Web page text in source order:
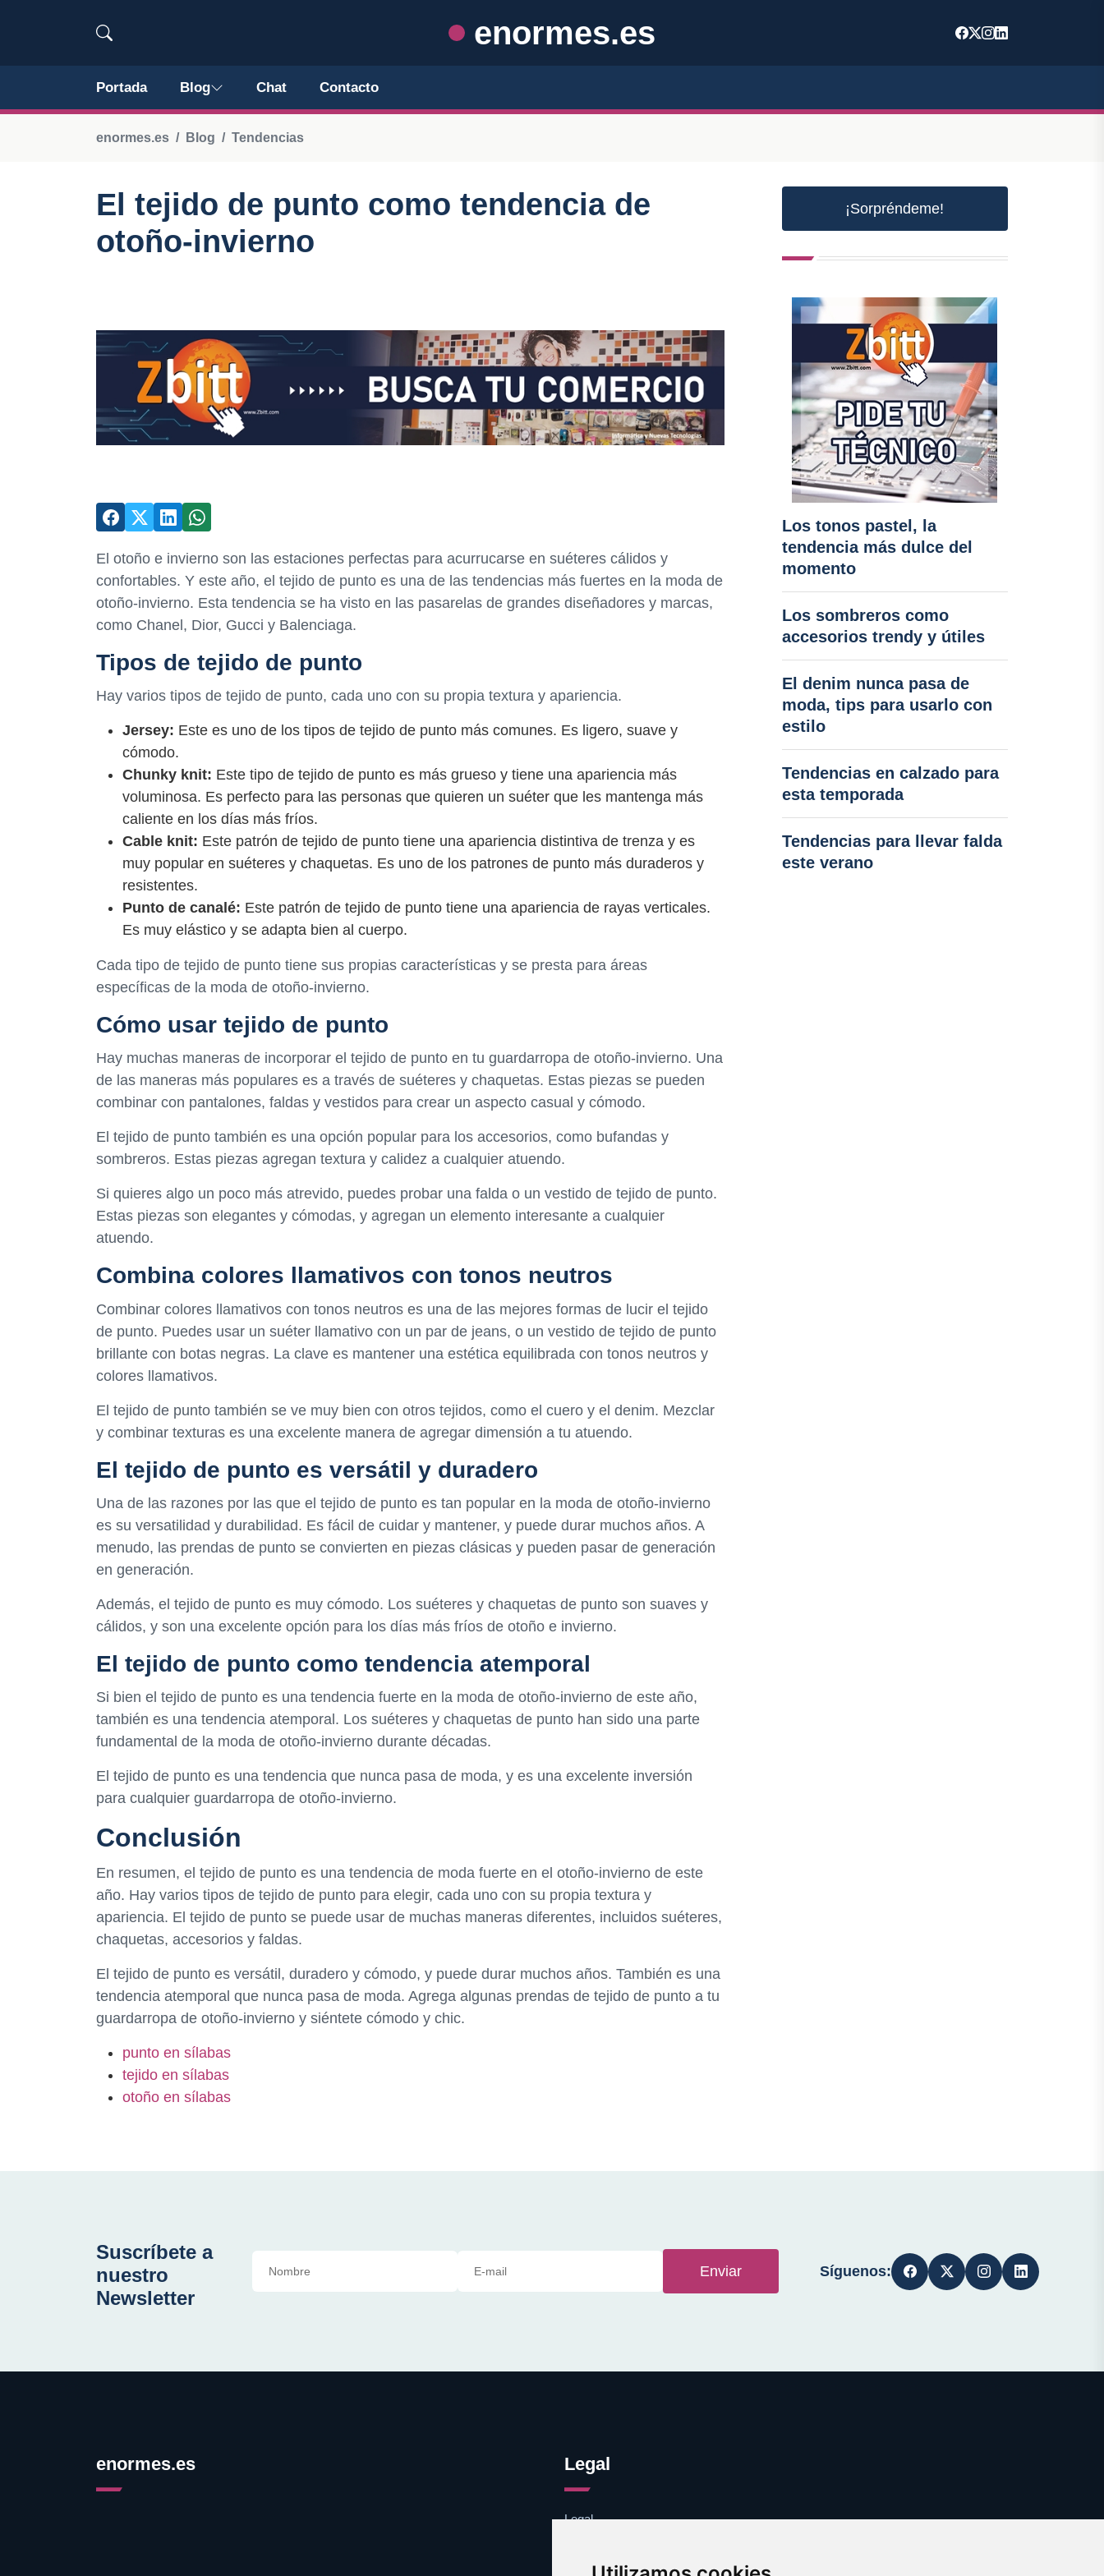
enormes.es
Portada Blog Chat Contacto
enormes.es Blog Tendencias
El tejido de punto como tendencia de
otoño-invierno
El otoño e invierno son las estaciones perfectas para acurrucarse en suéteres cálidos y
confortables. Y este año, el tejido de punto es una de las tendencias más fuertes en la moda de
otoño-invierno. Esta tendencia se ha visto en las pasarelas de grandes diseñadores y marcas,
como Chanel, Dior, Gucci y Balenciaga.
Tipos de tejido de punto
Hay varios tipos de tejido de punto, cada uno con su propia textura y apariencia.
Jersey: Este es uno de los tipos de tejido de punto más comunes. Es ligero, suave y
cómodo.
Chunky knit: Este tipo de tejido de punto es más grueso y tiene una apariencia más
voluminosa. Es perfecto para las personas que quieren un suéter que les mantenga más
caliente en los días más fríos.
Cable knit: Este patrón de tejido de punto tiene una apariencia distintiva de trenza y es
muy popular en suéteres y chaquetas. Es uno de los patrones de punto más duraderos y
resistentes.
Punto de canalé: Este patrón de tejido de punto tiene una apariencia de rayas verticales.
Es muy elástico y se adapta bien al cuerpo.
Cada tipo de tejido de punto tiene sus propias características y se presta para áreas
específicas de la moda de otoño-invierno.
Cómo usar tejido de punto
Hay muchas maneras de incorporar el tejido de punto en tu guardarropa de otoño-invierno. Una
de las maneras más populares es a través de suéteres y chaquetas. Estas piezas se pueden
combinar con pantalones, faldas y vestidos para crear un aspecto casual y cómodo.
El tejido de punto también es una opción popular para los accesorios, como bufandas y
sombreros. Estas piezas agregan textura y calidez a cualquier atuendo.
Si quieres algo un poco más atrevido, puedes probar una falda o un vestido de tejido de punto.
Estas piezas son elegantes y cómodas, y agregan un elemento interesante a cualquier
atuendo.
Combina colores llamativos con tonos neutros
Combinar colores llamativos con tonos neutros es una de las mejores formas de lucir el tejido
de punto. Puedes usar un suéter llamativo con un par de jeans, o un vestido de tejido de punto
brillante con botas negras. La clave es mantener una estética equilibrada con tonos neutros y
colores llamativos.
El tejido de punto también se ve muy bien con otros tejidos, como el cuero y el denim. Mezclar
y combinar texturas es una excelente manera de agregar dimensión a tu atuendo.
El tejido de punto es versátil y duradero
Una de las razones por las que el tejido de punto es tan popular en la moda de otoño-invierno
es su versatilidad y durabilidad. Es fácil de cuidar y mantener, y puede durar muchos años. A
menudo, las prendas de punto se convierten en piezas clásicas y pueden pasar de generación
en generación.
Además, el tejido de punto es muy cómodo. Los suéteres y chaquetas de punto son suaves y
cálidos, y son una excelente opción para los días más fríos de otoño e invierno.
El tejido de punto como tendencia atemporal
Si bien el tejido de punto es una tendencia fuerte en la moda de otoño-invierno de este año,
también es una tendencia atemporal. Los suéteres y chaquetas de punto han sido una parte
fundamental de la moda de otoño-invierno durante décadas.
El tejido de punto es una tendencia que nunca pasa de moda, y es una excelente inversión
para cualquier guardarropa de otoño-invierno.
Conclusión
En resumen, el tejido de punto es una tendencia de moda fuerte en el otoño-invierno de este
año. Hay varios tipos de tejido de punto para elegir, cada uno con su propia textura y
apariencia. El tejido de punto se puede usar de muchas maneras diferentes, incluidos suéteres,
chaquetas, accesorios y faldas.
El tejido de punto es versátil, duradero y cómodo, y puede durar muchos años. También es una
tendencia atemporal que nunca pasa de moda. Agrega algunas prendas de tejido de punto a tu
guardarropa de otoño-invierno y siéntete cómodo y chic.
punto en sílabas
tejido en sílabas
otoño en sílabas
¡Sorpréndeme!
Los tonos pastel, la
tendencia más dulce del
momento
Los sombreros como
accesorios trendy y útiles
El denim nunca pasa de
moda, tips para usarlo con
estilo
Tendencias en calzado para
esta temporada
Tendencias para llevar falda
este verano
Suscríbete a
nuestro
Newsletter
Enviar Síguenos:
enormes.es Legal
Legal
Contacto